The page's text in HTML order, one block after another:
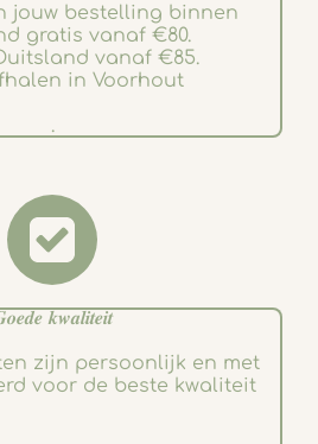
jouw bestelling binnen
gratis vanaf €80.
vanaf €85.
in Voorhout
.
𝒌𝒘𝒂𝒍𝒊𝒕𝒆𝒊𝒕
zijn persoonlijk en met
voor de beste kwaliteit